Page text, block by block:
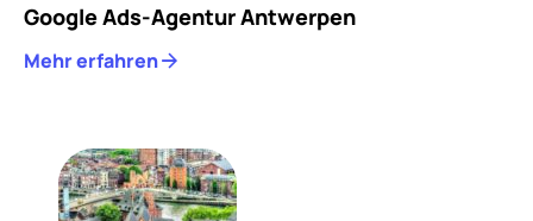
Google Ads-Agentur Antwerpen
Mehr erfahren